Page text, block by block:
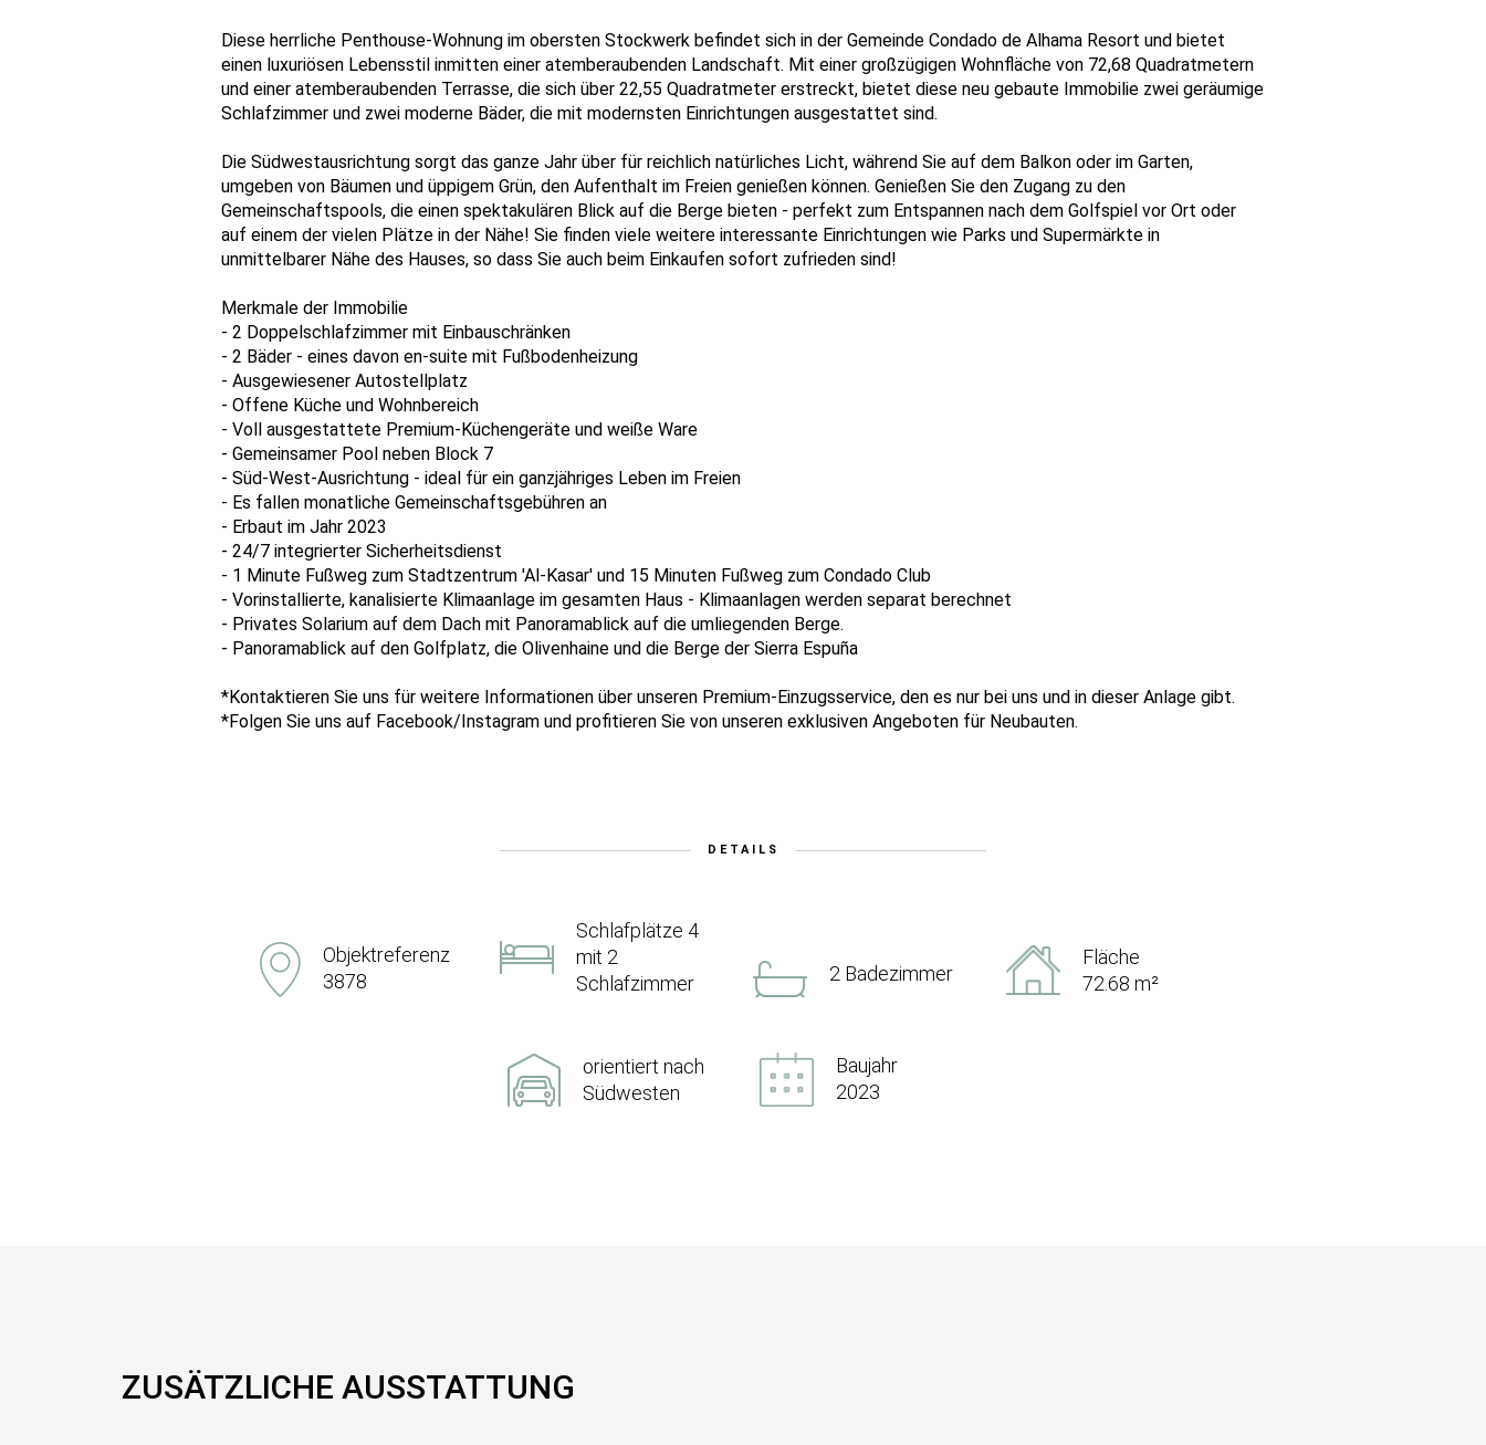
Diese herrliche Penthouse-Wohnung im obersten Stockwerk befindet sich in der Gemeinde Condado de Alhama Resort und bietet
einen luxuriösen Lebensstil inmitten einer atemberaubenden Landschaft. Mit einer großzügigen Wohnfläche von 72,68 Quadratmetern
und einer atemberaubenden Terrasse, die sich über 22,55 Quadratmeter erstreckt, bietet diese neu gebaute Immobilie zwei geräumige
Schlafzimmer und zwei moderne Bäder, die mit modernsten Einrichtungen ausgestattet sind.
Die Südwestausrichtung sorgt das ganze Jahr über für reichlich natürliches Licht, während Sie auf dem Balkon oder im Garten,
umgeben von Bäumen und üppigem Grün, den Aufenthalt im Freien genießen können. Genießen Sie den Zugang zu den
Gemeinschaftspools, die einen spektakulären Blick auf die Berge bieten - perfekt zum Entspannen nach dem Golfspiel vor Ort oder
auf einem der vielen Plätze in der Nähe! Sie finden viele weitere interessante Einrichtungen wie Parks und Supermärkte in
unmittelbarer Nähe des Hauses, so dass Sie auch beim Einkaufen sofort zufrieden sind!
Merkmale der Immobilie
- 2 Doppelschlafzimmer mit Einbauschränken
- 2 Bäder - eines davon en-suite mit Fußbodenheizung
- Ausgewiesener Autostellplatz
- Offene Küche und Wohnbereich
- Voll ausgestattete Premium-Küchengeräte und weiße Ware
- Gemeinsamer Pool neben Block 7
- Süd-West-Ausrichtung - ideal für ein ganzjähriges Leben im Freien
- Es fallen monatliche Gemeinschaftsgebühren an
- Erbaut im Jahr 2023
- 24/7 integrierter Sicherheitsdienst
- 1 Minute Fußweg zum Stadtzentrum 'Al-Kasar' und 15 Minuten Fußweg zum Condado Club
- Vorinstallierte, kanalisierte Klimaanlage im gesamten Haus - Klimaanlagen werden separat berechnet
- Privates Solarium auf dem Dach mit Panoramablick auf die umliegenden Berge.
- Panoramablick auf den Golfplatz, die Olivenhaine und die Berge der Sierra Espuña
*Kontaktieren Sie uns für weitere Informationen über unseren Premium-Einzugsservice, den es nur bei uns und in dieser Anlage gibt.
*Folgen Sie uns auf Facebook/Instagram und profitieren Sie von unseren exklusiven Angeboten für Neubauten.
DETAILS
Objektreferenz
3878
Schlafplätze 4
mit 2
Schlafzimmer
2 Badezimmer
Fläche
72.68 m²
orientiert nach
Südwesten
Baujahr
2023
ZUSÄTZLICHE AUSSTATTUNG